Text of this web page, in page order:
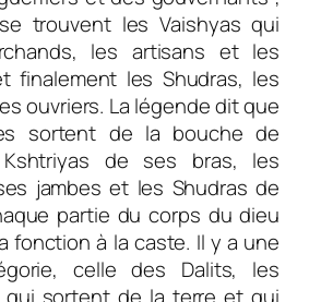
trouvent les Vaishyas qui
les artisans et les
finalement les Shudras, les
ouvriers. La légende dit que
sortent de la bouche de
de ses bras, les
jambes et les Shudras de
partie du corps du dieu
fonction à la caste. Il y a une
celle des Dalits, les
qui sortent de la terre et qui